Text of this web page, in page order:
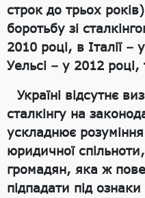
строк до трьох
боротьбу зі
2010 році, в Італії –
Уельсі – у 2012
Україні відсутнє
сталкінгу на
ускладнює
юридичної
громадян, яка ж
підпадати під